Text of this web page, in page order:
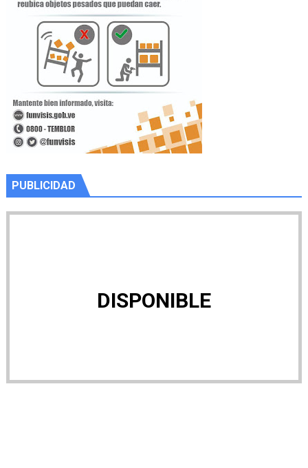
PUBLICIDAD
DISPONIBLE